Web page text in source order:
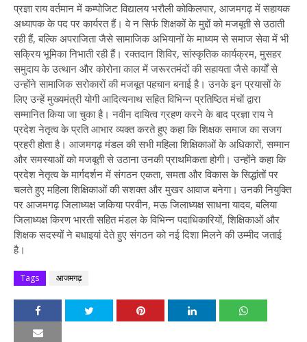
प्रज्ञा राय वर्तमान में कम्पोजिट विद्यालय भरौली कोकिलपार, आजमगढ़ में सहायक
अध्यापक के पद पर कार्यरत हैं। वे न सिर्फ शिक्षकों के मुद्दों को मजबूती से उठाती
रही हैं, बल्कि अपराजिता जैसे सामाजिक अभियानों के माध्यम से समाज सेवा में भी
सक्रिय भूमिका निभाती रही हैं। रक्तदान शिविर, सांस्कृतिक कार्यक्रम, मुसहर
समुदाय के उत्थान और कोरोना काल में जरूरतमंदों की सहायता जैसे कार्यों से
उन्होंने सामाजिक सरोकारों की मजबूत पहचान बनाई है। उनके इन प्रयासों के
लिए उन्हें मुख्यमंत्री योगी आदित्यनाथ सहित विभिन्न प्रतिष्ठित मंचों द्वारा
सम्मानित किया जा चुका है। नवीन दायित्व ग्रहण करने के बाद प्रज्ञा राय ने
प्रदेश नेतृत्व के प्रति आभार व्यक्त करते हुए कहा कि शिक्षक समाज का सजग
प्रहरी होता है। आजमगढ़ मंडल की सभी महिला शिक्षिकाओं के अधिकारों, सम्मान
और समस्याओं को मजबूती से उठाना उनकी प्राथमिकता होगी। उन्होंने कहा कि
प्रदेश नेतृत्व के मार्गदर्शन में संगठन एकता, समता और विकास के सिद्धांतों पर
चलते हुए महिला शिक्षिकाओं की सशक्त और मुखर आवाज बनेगा। उनकी नियुक्ति
पर आजमगढ़ जिलाध्यक्ष जकिया परवीन, मऊ जिलाध्यक्ष साधना यादव, बलिया
जिलाध्यक्ष किरण भारती सहित मंडल के विभिन्न पदाधिकारियों, शिक्षिकाओं और
शिक्षक सदस्यों ने बधाइयां देते हुए संगठन को नई दिशा मिलने की उम्मीद जताई
है।
Tags आजमगढ़